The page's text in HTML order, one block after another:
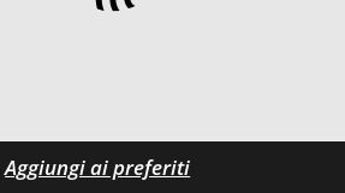
Aggiungi ai preferiti